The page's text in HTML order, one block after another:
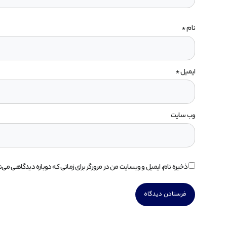
نام*
ایمیل*
وب‌ سایت
ذخیره نام، ایمیل و وبسایت من در مرورگر برای زمانی که دوباره دیدگاهی